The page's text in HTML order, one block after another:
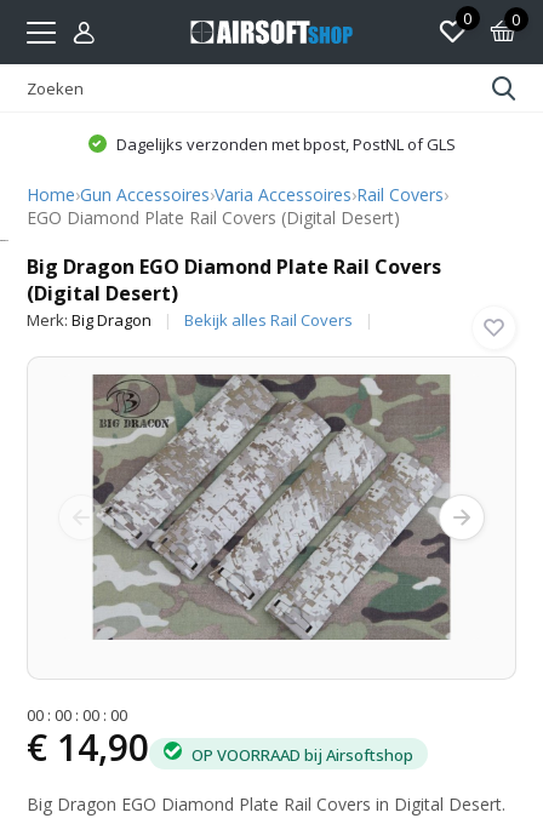
0 0
Dagelijks verzonden met bpost, PostNL of GLS
Home›Gun Accessoires›Varia Accessoires›Rail Covers›
EGO Diamond Plate Rail Covers (Digital Desert)
Big Dragon EGO Diamond Plate Rail Covers
(Digital Desert)
Merk:Big Dragon Bekijk alles Rail Covers
00 :00 :00 :00
€ 14,90 OP VOORRAAD bij Airsoftshop
Big Dragon EGO Diamond Plate Rail Covers in Digital Desert.